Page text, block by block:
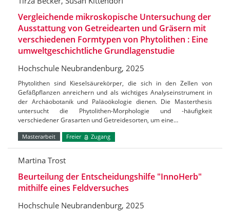
Vergleichende mikroskopische Untersuchung der
Ausstattung von Getreidearten und Gräsern mit
verschiedenen Formtypen von Phytolithen : Eine
umweltgeschichtliche Grundlagenstudie
Hochschule Neubrandenburg, 2025
Phytolithen sind Kieselsäurekörper, die sich in den Zellen von
Gefäßpflanzen anreichern und als wichtiges Analyseinstrument in
der Archäobotanik und Paläoökologie dienen. Die Masterthesis
untersucht die Phytolithen-Morphologie und -häufigkeit
verschiedener Grasarten und Getreidesorten, um eine…
Masterarbeit Freier Zugang
Martina Trost
Beurteilung der Entscheidungshilfe "InnoHerb"
mithilfe eines Feldversuches
Hochschule Neubrandenburg, 2025